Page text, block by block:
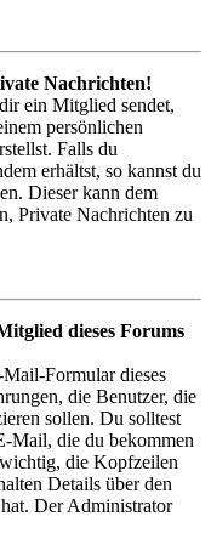
Nachrichten!
ein Mitglied sendet,
persönlichen
Falls du
erhältst, so kannst du
Dieser kann dem
Private Nachrichten zu
dieses Forums
Formular dieses
die Benutzer, die
sollen. Du solltest
Mail, die du bekommen
die Kopfzeilen
Details über den
Der Administrator